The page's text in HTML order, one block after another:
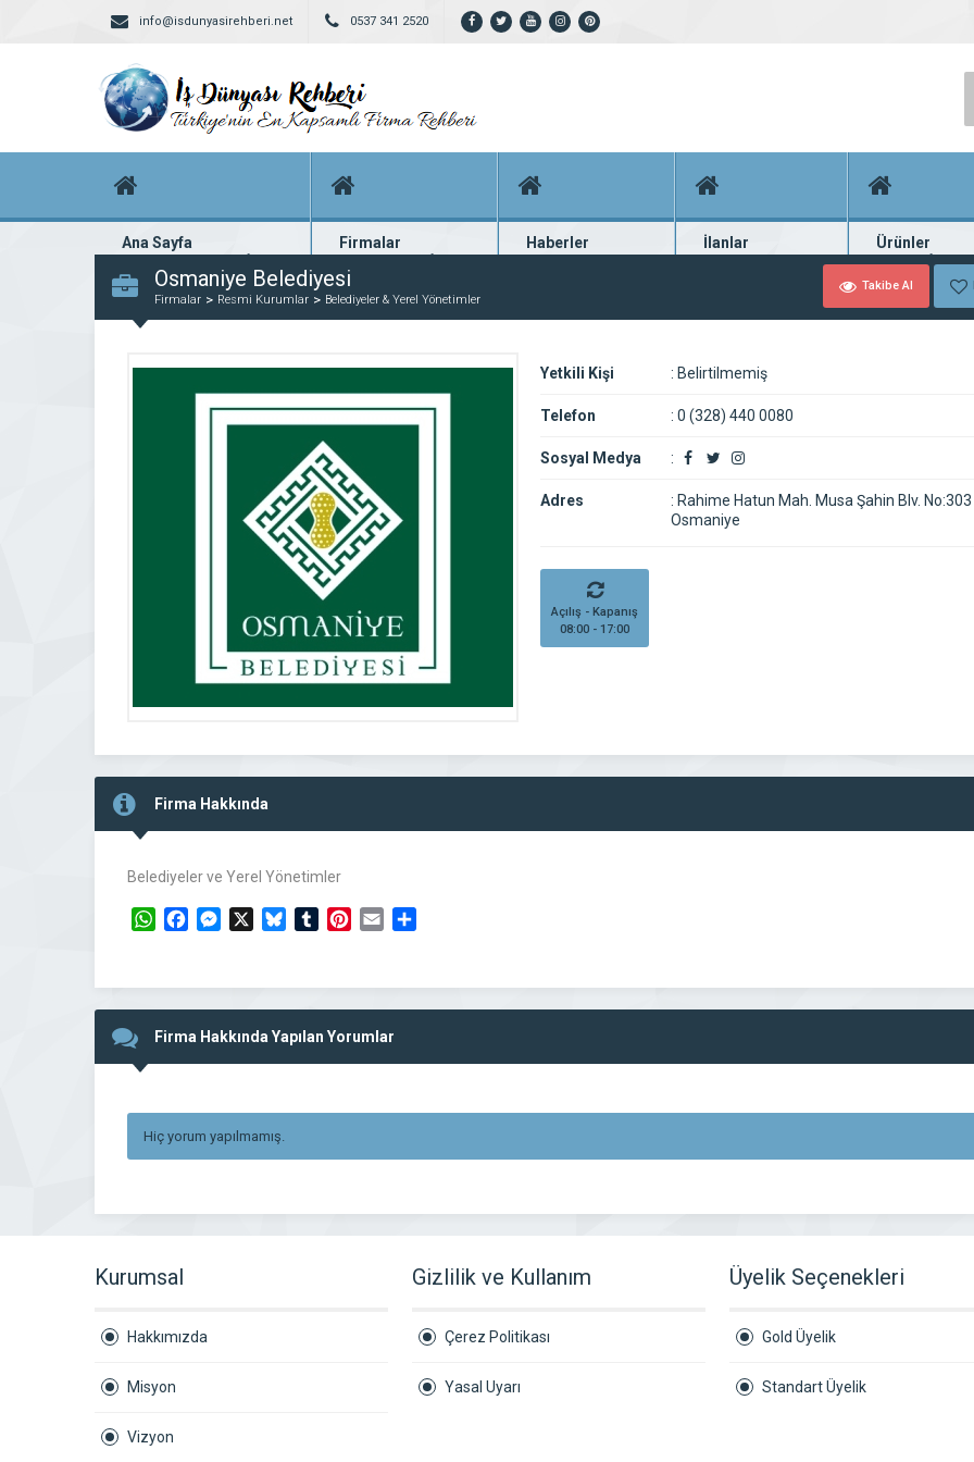
info@isdunyasirehberi.net 0537 341 2520
Ana Sayfa
Firma rehberi ana sayfanız
Firmalar
Yüzlerce kayıtlı firma
Haberler
En güncel haberler
İlanlar
Güncel seri ilanlar
Ürünler
Binlerce firma
Osmaniye Belediyesi
Firmalar Resmi Kurumlar Belediyeler & Yerel Yönetimler
Takibe Al
Yetkili Kişi : Belirtilmemiş
Telefon : 0 (328) 440 0080
Sosyal Medya :
Adres : Rahime Hatun Mah. Musa Şahin Blv.
Osmaniye
Açılış - Kapanış
08:00 - 17:00
Firma Hakkında
Belediyeler ve Yerel Yönetimler
WhatsAppFacebookMessengerBlueskyTumblrPinterest
Email
Firma Hakkında Yapılan Yorumlar
Hiç yorum yapılmamış.
Kurumsal
Hakkımızda
Misyon
Vizyon
Gizlilik ve Kullanım
Çerez Politikası
Yasal Uyarı
Üyelik Seçenekleri
Gold Üyelik
Standart Üyelik